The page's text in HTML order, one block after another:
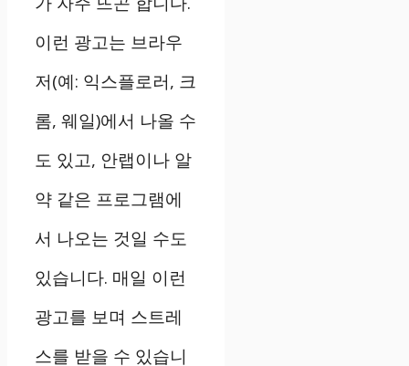
이런 광고는 브라우
저(예: 익스플로러, 크
롬, 웨일)에서 나올 수
도 있고, 안랩이나 알
약 같은 프로그램에
서 나오는 것일 수도
있습니다. 매일 이런
광고를 보며 스트레
스를 받을 수 있습니